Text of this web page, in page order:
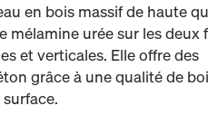
en bois massif de haute
urée sur les deux
et verticales. Elle offre des
grâce à une qualité de